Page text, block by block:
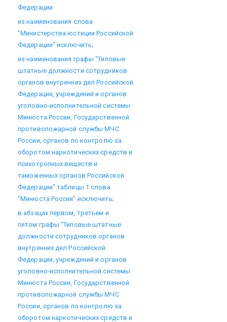
Федерации:
из наименования слова
"Министерства юстиции Российской
Федерации" исключить;
из наименования графы "Типовые
штатные должности сотрудников
органов внутренних дел Российской
Федерации, учреждений и органов
уголовно-исполнительной системы
Минюста России, Государственной
противопожарной службы МЧС
России, органов по контролю за
оборотом наркотических средств и
психотропных веществ и
таможенных органов Российской
Федерации" таблицы 1 слова
"Минюста России" исключить;
в абзацах первом, третьем и
пятом графы "Типовые штатные
должности сотрудников органов
внутренних дел Российской
Федерации, учреждений и органов
уголовно-исполнительной системы
Минюста России, Государственной
противопожарной службы МЧС
России, органов по контролю за
оборотом наркотических средств и